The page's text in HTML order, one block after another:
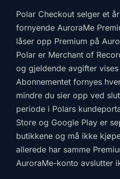
Polar Checkout selger et
fornyende AuroraMe
låser opp Premium på
Polar er Merchant of
og gjeldende avgifter vises
Abonnementet fornyes
mindre du sier opp ved
periode i Polars
Store og Google Play er
butikkene og må ikke
allerede har samme
AuroraMe-konto avslutter